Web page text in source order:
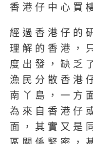
香港仔中心買
經過香港仔的
理解的香港，
度出發，缺乏
漁民分散香港
南丫島，一方
為來自香港仔
面，其實又是